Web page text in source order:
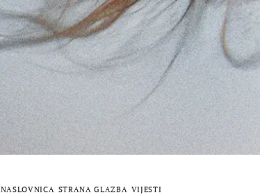
NASLOVNICA STRANA GLAZBA VIJESTI